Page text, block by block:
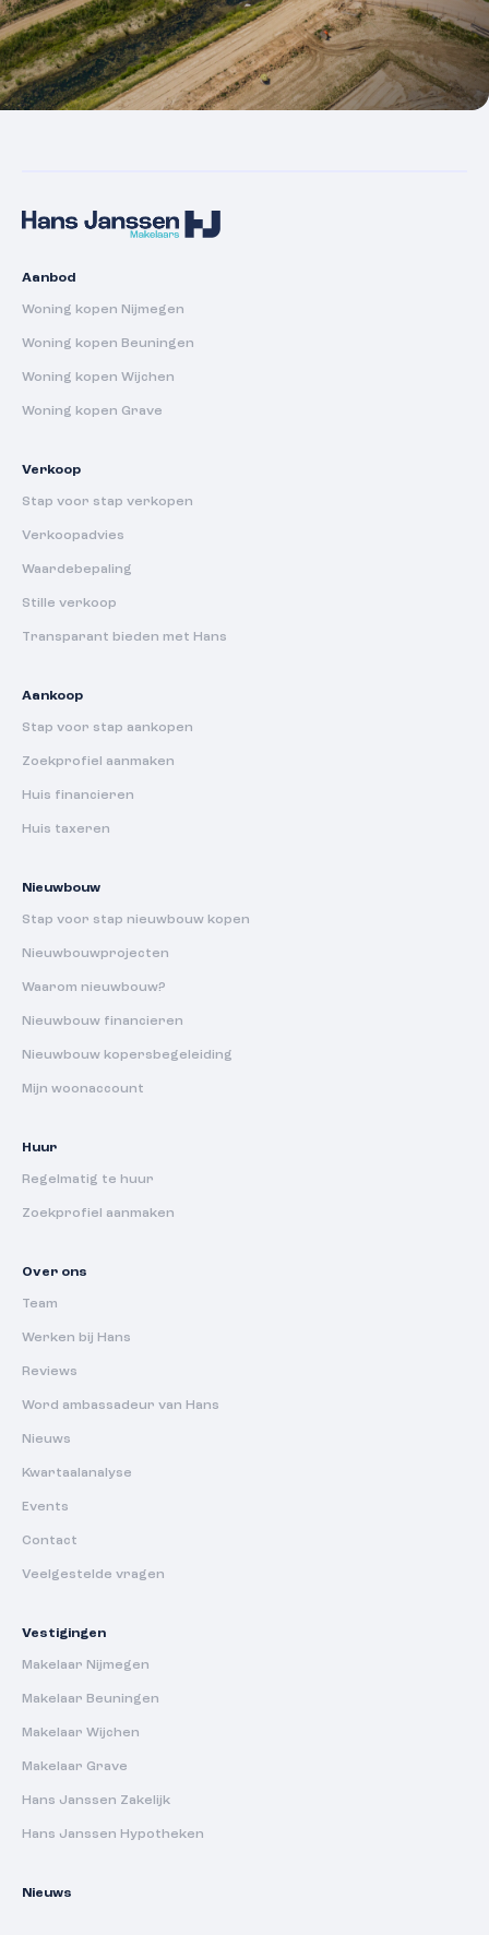
Aanbod
Woning kopen Nijmegen
Woning kopen Beuningen
Woning kopen Wijchen
Woning kopen Grave
Verkoop
Stap voor stap verkopen
Verkoopadvies
Waardebepaling
Stille verkoop
Transparant bieden met Hans
Aankoop
Stap voor stap aankopen
Zoekprofiel aanmaken
Huis financieren
Huis taxeren
Nieuwbouw
Stap voor stap nieuwbouw kopen
Nieuwbouwprojecten
Waarom nieuwbouw?
Nieuwbouw financieren
Nieuwbouw kopersbegeleiding
Mijn woonaccount
Huur
Regelmatig te huur
Zoekprofiel aanmaken
Over ons
Team
Werken bij Hans
Reviews
Word ambassadeur van Hans
Nieuws
Kwartaalanalyse
Events
Contact
Veelgestelde vragen
Vestigingen
Makelaar Nijmegen
Makelaar Beuningen
Makelaar Wijchen
Makelaar Grave
Hans Janssen Zakelijk
Hans Janssen Hypotheken
Nieuws